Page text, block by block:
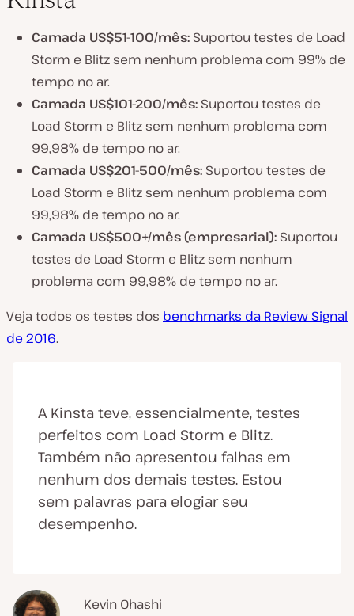
Camada US$51-100/mês: Suportou testes de Load
Storm e Blitz sem nenhum problema com 99% de
tempo no ar.
Camada US$101-200/mês: Suportou testes de
Load Storm e Blitz sem nenhum problema com
99,98% de tempo no ar.
Camada US$201-500/mês: Suportou testes de
Load Storm e Blitz sem nenhum problema com
99,98% de tempo no ar.
Camada US$500+/mês (empresarial): Suportou
testes de Load Storm e Blitz sem nenhum
problema com 99,98% de tempo no ar.
Veja todos os testes dos benchmarks da Review Signal
de 2016.
A Kinsta teve, essencialmente, testes
perfeitos com Load Storm e Blitz.
Também não apresentou falhas em
nenhum dos demais testes. Estou
sem palavras para elogiar seu
desempenho.
Kevin Ohashi